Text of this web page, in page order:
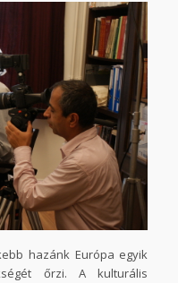
hazánk Európa egyik
őrzi. A kulturális